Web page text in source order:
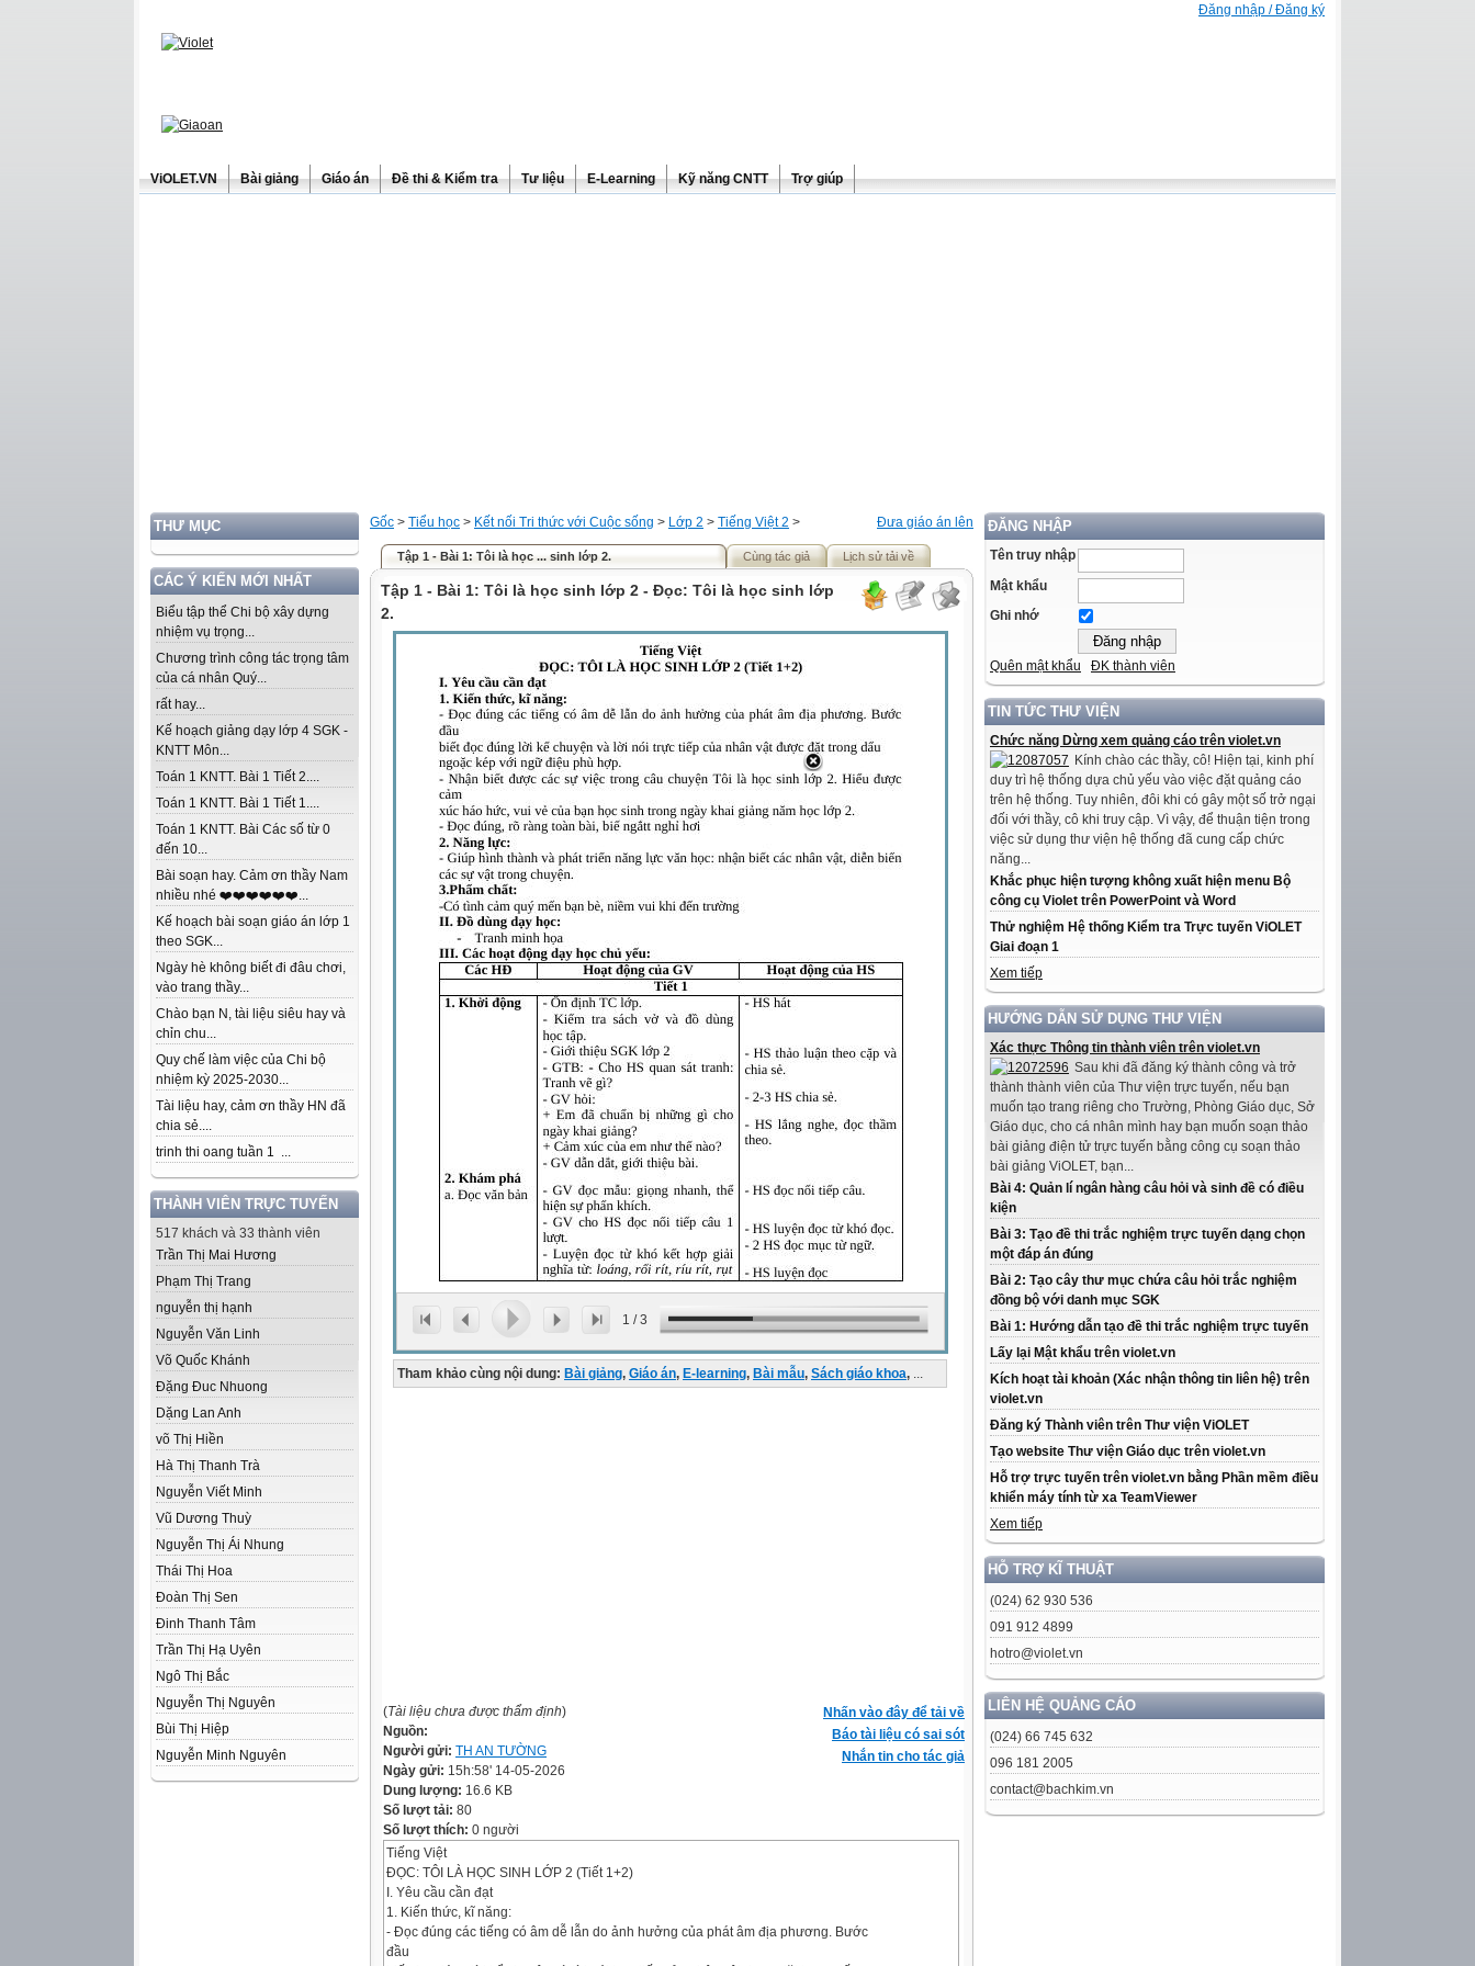
Đăng nhập / Đăng ký
ViOLET.VN Bài giảng Giáo án Đề thi & Kiểm tra Tư liệu E-Learning Kỹ năng CNTT Trợ giúp
THƯ MỤC
CÁC Ý KIẾN MỚI NHẤT
Biểu tập thể Chi bộ xây dựng
nhiệm vụ trọng...
Chương trình công tác trọng tâm
của cá nhân Quý...
rất hay...
Kế hoạch giảng dạy lớp 4 SGK -
KNTT Môn...
Toán 1 KNTT. Bài 1 Tiết 2....
Toán 1 KNTT. Bài 1 Tiết 1....
Toán 1 KNTT. Bài Các số từ 0
đến 10...
Bài soạn hay. Cảm ơn thầy Nam
nhiều nhé ❤️❤️❤️❤️❤️❤️...
Kế hoạch bài soạn giáo án lớp 1
theo SGK...
Ngày hè không biết đi đâu chơi,
vào trang thầy...
Chào bạn N, tài liệu siêu hay và
chỉn chu...
Quy chế làm việc của Chi bộ
nhiệm kỳ 2025-2030...
Tài liệu hay, cảm ơn thầy HN đã
chia sẻ....
trinh thi oang tuần 1 ...
THÀNH VIÊN TRỰC TUYẾN
517 khách và 33 thành viên
Trần Thị Mai Hương
Phạm Thị Trang
nguyễn thị hạnh
Nguyễn Văn Linh
Võ Quốc Khánh
Đặng Đuc Nhuong
Dặng Lan Anh
võ Thị Hiền
Hà Thị Thanh Trà
Nguyễn Viết Minh
Vũ Dương Thuỳ
Nguyễn Thị Ái Nhung
Thái Thị Hoa
Đoàn Thị Sen
Đinh Thanh Tâm
Trần Thị Hạ Uyên
Ngô Thị Bắc
Nguyễn Thị Nguyên
Bùi Thị Hiệp
Nguyễn Minh Nguyên
ĐĂNG NHẬP
Tên truy nhập
Mật khẩu
Ghi nhớ
Quên mật khẩu ĐK thành viên
TIN TỨC THƯ VIỆN
Chức năng Dừng xem quảng cáo trên violet.vn
Kính chào các thầy, cô! Hiện tại, kinh phí
duy trì hệ thống dựa chủ yếu vào việc đặt quảng cáo
trên hệ thống. Tuy nhiên, đôi khi có gây một số trở ngại
đối với thầy, cô khi truy cập. Vì vậy, để thuận tiện trong
việc sử dụng thư viện hệ thống đã cung cấp chức
năng...
Khắc phục hiện tượng không xuất hiện menu Bộ
công cụ Violet trên PowerPoint và Word
Thử nghiệm Hệ thống Kiểm tra Trực tuyến ViOLET
Giai đoạn 1
Xem tiếp
HƯỚNG DẪN SỬ DỤNG THƯ VIỆN
Xác thực Thông tin thành viên trên violet.vn
Sau khi đã đăng ký thành công và trở
thành thành viên của Thư viện trực tuyến, nếu bạn
muốn tạo trang riêng cho Trường, Phòng Giáo dục, Sở
Giáo dục, cho cá nhân mình hay bạn muốn soạn thảo
bài giảng điện tử trực tuyến bằng công cụ soạn thảo
bài giảng ViOLET, bạn...
Bài 4: Quản lí ngân hàng câu hỏi và sinh đề có điều
kiện
Bài 3: Tạo đề thi trắc nghiệm trực tuyến dạng chọn
một đáp án đúng
Bài 2: Tạo cây thư mục chứa câu hỏi trắc nghiệm
đồng bộ với danh mục SGK
Bài 1: Hướng dẫn tạo đề thi trắc nghiệm trực tuyến
Lấy lại Mật khẩu trên violet.vn
Kích hoạt tài khoản (Xác nhận thông tin liên hệ) trên
violet.vn
Đăng ký Thành viên trên Thư viện ViOLET
Tạo website Thư viện Giáo dục trên violet.vn
Hỗ trợ trực tuyến trên violet.vn bằng Phần mềm điều
khiển máy tính từ xa TeamViewer
Xem tiếp
HỖ TRỢ KĨ THUẬT
(024) 62 930 536
091 912 4899
hotro@violet.vn
LIÊN HỆ QUẢNG CÁO
(024) 66 745 632
096 181 2005
contact@bachkim.vn
Đưa giáo án lên
Gốc > Tiểu học > Kết nối Tri thức với Cuộc sống > Lớp 2 > Tiếng Việt 2 >
Tập 1 - Bài 1: Tôi là học ... sinh lớp 2. Cùng tác giả Lịch sử tải về
Tập 1 - Bài 1: Tôi là học sinh lớp 2 - Đọc: Tôi là học sinh lớp
2.
1 /3
Tham khảo cùng nội dung: Bài giảng, Giáo án, E-learning, Bài mẫu, Sách giáo khoa, ...
Nhấn vào đây để tải về
Báo tài liệu có sai sót
Nhắn tin cho tác giả
(Tài liệu chưa được thẩm định)
Nguồn:
Người gửi: TH AN TƯỜNG
Ngày gửi: 15h:58' 14-05-2026
Dung lượng: 16.6 KB
Số lượt tải: 80
Số lượt thích: 0 người
Tiếng Việt
ĐỌC: TÔI LÀ HỌC SINH LỚP 2 (Tiết 1+2)
I. Yêu cầu cần đạt
1. Kiến thức, kĩ năng:
- Đọc đúng các tiếng có âm dễ lẫn do ảnh hưởng của phát âm địa phương. Bước
đầu